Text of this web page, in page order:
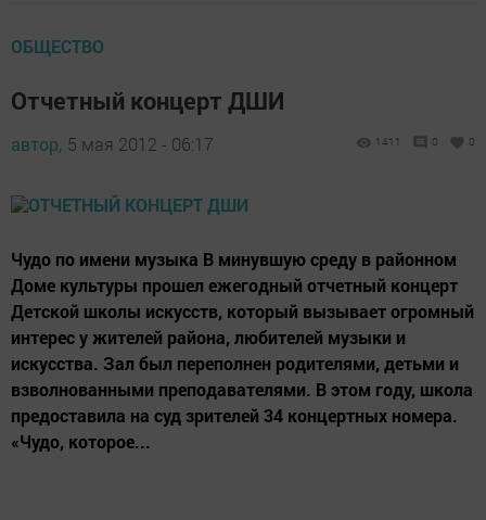
ОБЩЕСТВО
Отчетный концерт ДШИ
автор, 5 мая 2012 - 06:17 1411 0 0
Чудо по имени музыка В минувшую среду в районном
Доме культуры прошел ежегодный отчетный концерт
Детской школы искусств, который вызывает огромный
интерес у жителей района, любителей музыки и
искусства. Зал был переполнен родителями, детьми и
взволнованными преподавателями. В этом году, школа
предоставила на суд зрителей 34 концертных номера.
«Чудо, которое...